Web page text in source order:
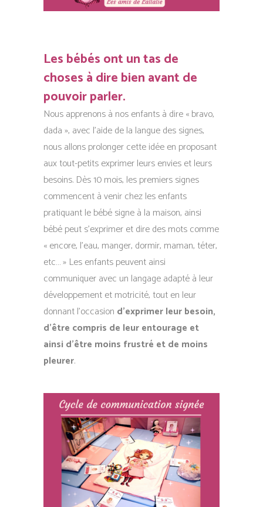
Les bébés ont un tas de
choses à dire bien avant de
pouvoir parler.
Nous apprenons à nos enfants à dire « bravo,
dada », avec l’aide de la langue des signes,
nous allons prolonger cette idée en proposant
aux tout-petits exprimer leurs envies et leurs
besoins. Dès 10 mois, les premiers signes
commencent à venir chez les enfants
pratiquant le bébé signe à la maison, ainsi
bébé peut s’exprimer et dire des mots comme
« encore, l’eau, manger, dormir, maman, téter,
etc… » Les enfants peuvent ainsi
communiquer avec un langage adapté à leur
développement et motricité, tout en leur
donnant l’occasion d’exprimer leur besoin,
d’être compris de leur entourage et
ainsi d’être moins frustré et de moins
pleurer.